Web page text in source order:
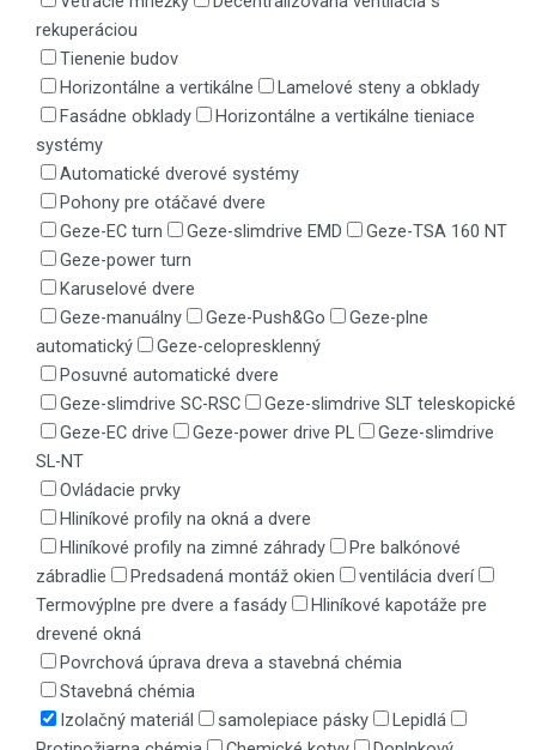
rekuperáciou
Tienenie budov
Horizontálne a vertikálne
Lamelové steny a obklady
Fasádne obklady
Horizontálne a vertikálne tieniace
systémy
Automatické dverové systémy
Pohony pre otáčavé dvere
Geze-EC turn
Geze-slimdrive EMD
Geze-TSA 160 NT
Geze-power turn
Karuselové dvere
Geze-manuálny
Geze-Push&Go
Geze-plne
automatický
Geze-celopresklenný
Posuvné automatické dvere
Geze-slimdrive SC-RSC
Geze-slimdrive SLT teleskopické
Geze-EC drive
Geze-power drive PL
Geze-slimdrive
SL-NT
Ovládacie prvky
Hliníkové profily na okná a dvere
Hliníkové profily na zimné záhrady
Pre balkónové
zábradlie
Predsadená montáž okien
ventilácia dverí
Termovýplne pre dvere a fasády
Hliníkové kapotáže pre
drevené okná
Povrchová úprava dreva a stavebná chémia
Stavebná chémia
Izolačný materiál
samolepiace pásky
Lepidlá